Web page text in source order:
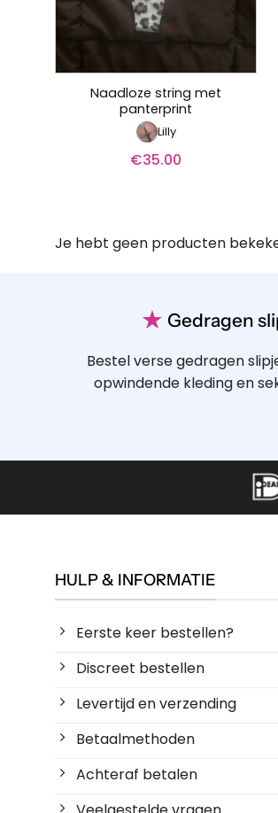
Naadloze string met
panterprint
Lilly
€35.00
Je hebt geen producten
★ Gedragen
Bestel verse gedragen
opwindende kleding en
HULP & INFORMATIE
Eerste keer bestellen?
Discreet bestellen
Levertijd en verzending
Betaalmethoden
Achteraf betalen